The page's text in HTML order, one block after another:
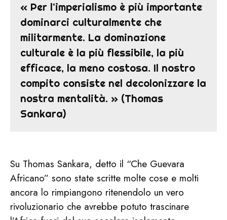
« Per l'imperialismo è più importante
dominarci culturalmente che
militarmente. La dominazione
culturale è la più flessibile, la più
efficace, la meno costosa. Il nostro
compito consiste nel decolonizzare la
nostra mentalità. » (Thomas
Sankara)
Su Thomas Sankara, detto il “Che Guevara
Africano” sono state scritte molte cose e molti
ancora lo rimpiangono ritenendolo un vero
rivoluzionario che avrebbe potuto trascinare